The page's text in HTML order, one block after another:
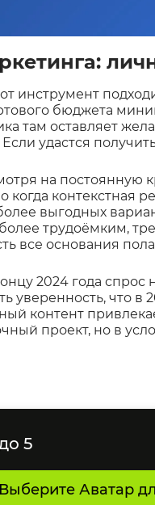
инструмент
бюджета
там оставляет
удастся
на постоянную
когда контекстная
выгодных
более трудоёмким,
все основания
2024 года
уверенность, что в
контент
проект, но в
5
Выберите Аватар